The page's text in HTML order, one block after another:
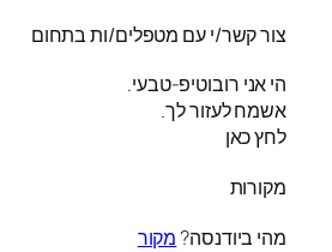
צור קשר/י עם מטפלים/ות בתחום
הי אני רובוטיפ-טבעי.
אשמח לעזור לך.
לחץ כאן
מקורות
מהי ביודנסה? מקור